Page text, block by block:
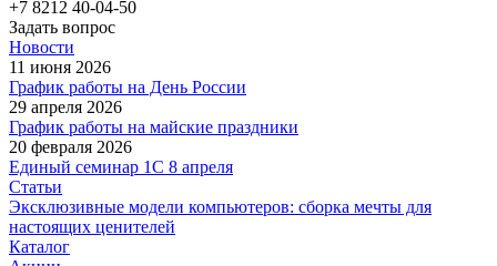
+7 8212 40-04-50
Задать вопрос
Новости
11 июня 2026
График работы на День России
29 апреля 2026
График работы на майские праздники
20 февраля 2026
Единый семинар 1С 8 апреля
Статьи
Эксклюзивные модели компьютеров: сборка мечты для
настоящих ценителей
Каталог